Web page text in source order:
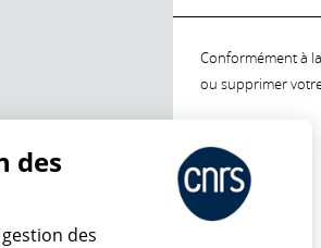
Conformément à
ou supprimer
des
des